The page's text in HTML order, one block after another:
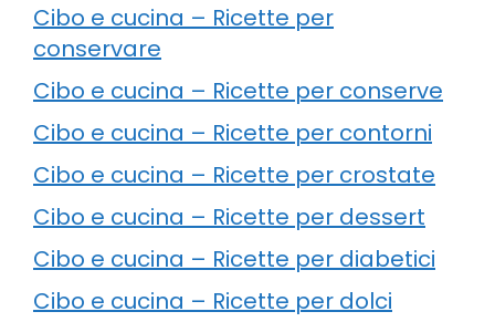
Cibo e cucina – Ricette per
conservare
Cibo e cucina – Ricette per conserve
Cibo e cucina – Ricette per contorni
Cibo e cucina – Ricette per crostate
Cibo e cucina – Ricette per dessert
Cibo e cucina – Ricette per diabetici
Cibo e cucina – Ricette per dolci